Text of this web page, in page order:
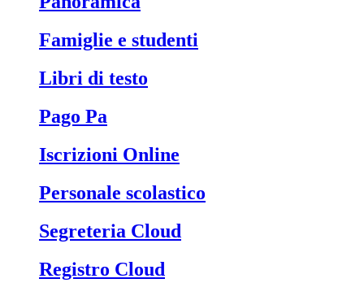
Famiglie e studenti
Libri di testo
Pago Pa
Iscrizioni Online
Personale scolastico
Segreteria Cloud
Registro Cloud